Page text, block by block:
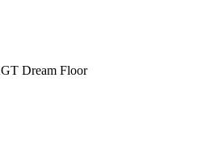
Dream Floor